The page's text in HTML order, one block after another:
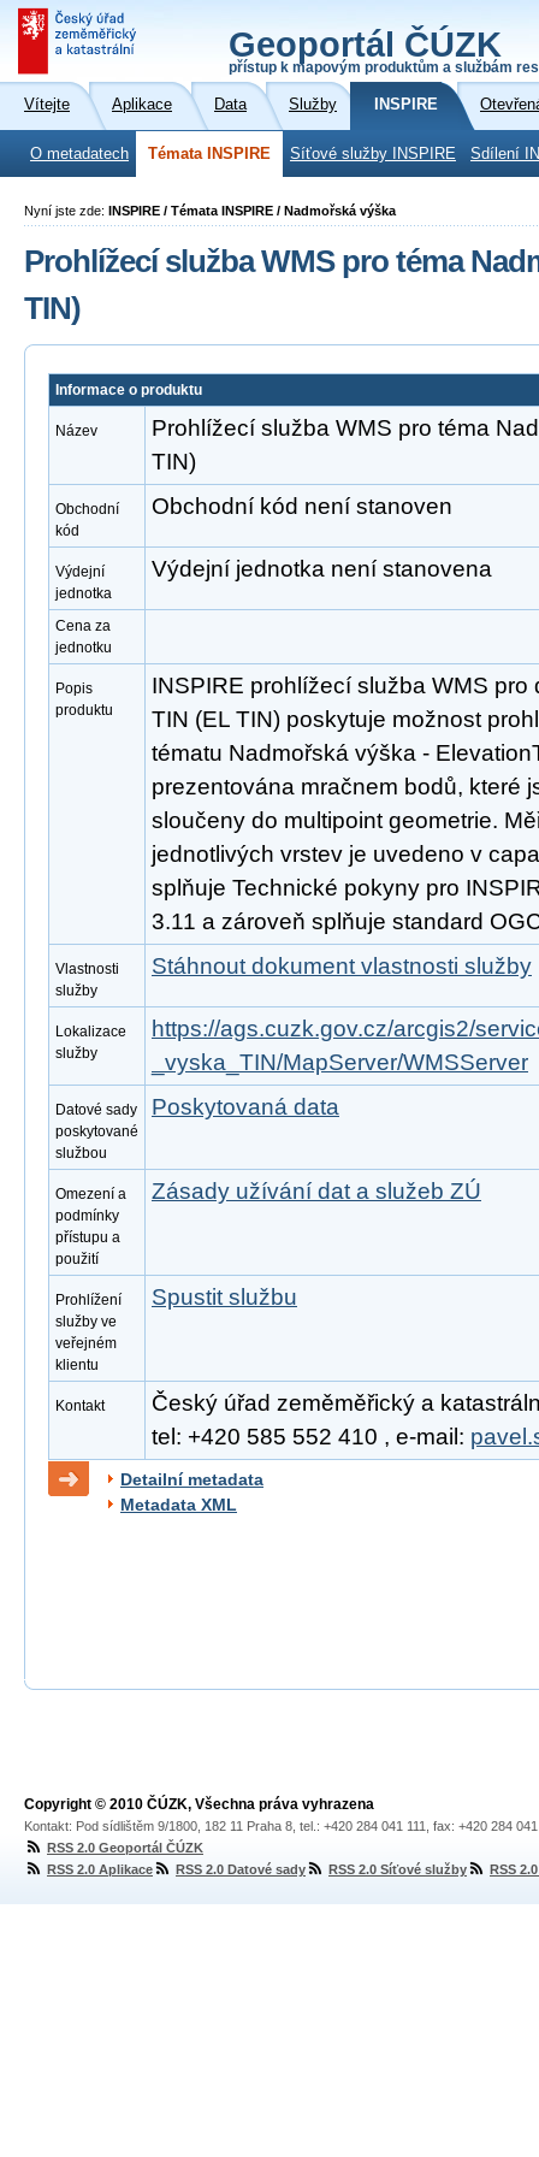
Geoportál ČÚZK
přístup k mapovým produktům a službám
Vítejte Aplikace Data Služby INSPIRE
O metadatech Témata INSPIRE Síťové služby INSPIRE Sdílení
Nyní jste zde: INSPIRE / Témata INSPIRE / Nadmořská výška
Prohlížecí služba WMS pro téma
TIN)
Informace o produktu
Název
Prohlížecí služba WMS pro téma
TIN)
Obchodní
kód
Obchodní kód není stanoven
Výdejní
jednotka
Výdejní jednotka není stanovena
Cena za
jednotku
Popis
produktu
INSPIRE prohlížecí služba WMS
TIN (EL TIN) poskytuje možnost
tématu Nadmořská výška -
prezentována mračnem bodů, které
sloučeny do multipoint geometrie.
jednotlivých vrstev je uvedeno v
splňuje Technické pokyny pro
3.11 a zároveň splňuje standard
Vlastnosti
služby
Stáhnout dokument vlastnosti služby
Lokalizace
služby
https://ags.cuzk.gov.cz/arcgis2/
_vyska_TIN/MapServer/WMSServer
Datové sady
poskytované
službou
Poskytovaná data
Omezení a
podmínky
přístupu a
použití
Zásady užívání dat a služeb ZÚ
Prohlížení
služby ve
veřejném
klientu
Spustit službu
Kontakt
Český úřad zeměměřický a
tel: +420 585 552 410 , e-mail:
Detailní metadata
Metadata XML
Copyright © 2010 ČÚZK, Všechna práva vyhrazena
Kontakt: Pod sídlištěm 9/1800, 182 11 Praha 8, tel.: +420 284 041 111, fax: +420 284
RSS 2.0 Geoportál ČÚZK
RSS 2.0 Aplikace
RSS 2.0 Datové sady RSS 2.0 Síťové služby RSS